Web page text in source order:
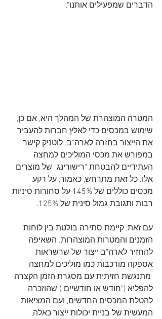
הדברים שמפעילים אותנו".
המטרה המוצהרת של המהלך היא, אם כן,
שימוש במכסים כדי לאלץ חברות להעביר
את הייצור בחזרה לארה"ב. לוטניק קישר
במפורש את מכסי המוליכים למחצה
העתידיים להבטחת "רישורינג" של מוצרים
אלו. כל זאת מתרחש, כאמור, על רקע
מכסים כוללים של 145% על סחורות סיניות
רבות ותגובת גמול סינית של 125%.
עם זאת, קיימת סתירה בולטת בין לוחות
הזמנים והמטרות המוצהרות. השאיפה
להחזיר לארה"ב ייצור של שרשראות
אספקה מורכבות כמו מוליכים למחצה
מתנגשת חזיתית עם מסגרת הזמן הקצרה
להפליא ("חודש או חודשיים") שהוזכרה
להטלת המכסים החדשים, ועם המציאות
המעשית של בניית יכולות ייצור כאלה,